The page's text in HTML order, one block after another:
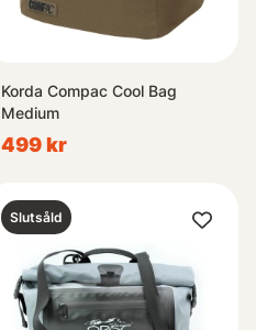
Korda Compac Cool Bag
Medium
499 kr
Slutsåld